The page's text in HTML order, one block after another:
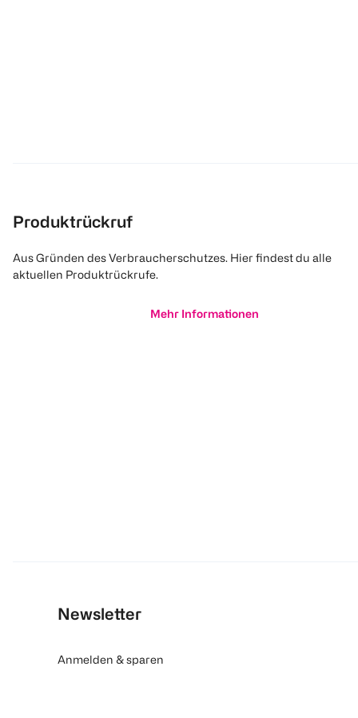
Produktrückruf
Aus Gründen des Verbraucherschutzes. Hier findest du alle
aktuellen Produktrückrufe.
Mehr Informationen
Newsletter
Anmelden & sparen